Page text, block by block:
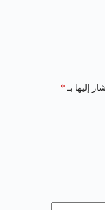
إليها بـ *